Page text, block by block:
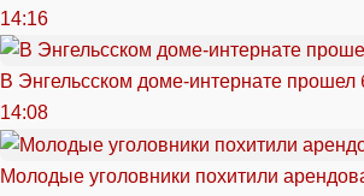
14:16
В Энгельсском доме-интернате прошел
14:08
Молодые уголовники похитили